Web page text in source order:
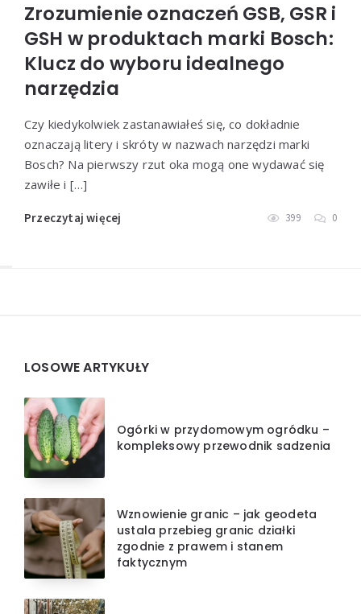
Zrozumienie oznaczeń GSB, GSR i
GSH w produktach marki Bosch:
Klucz do wyboru idealnego
narzędzia
Czy kiedykolwiek zastanawiałeś się, co dokładnie
oznaczają litery i skróty w nazwach narzędzi marki
Bosch? Na pierwszy rzut oka mogą one wydawać się
zawiłe i […]
Przeczytaj więcej 399 0
LOSOWE ARTYKUŁY
Ogórki w przydomowym ogródku –
kompleksowy przewodnik sadzenia
Wznowienie granic – jak geodeta
ustala przebieg granic działki
zgodnie z prawem i stanem
faktycznym